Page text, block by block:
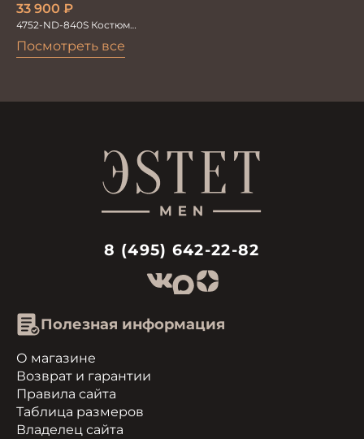
Посмотреть все
33 900 ₽
4752-ND-840S Костюм
мужской двойка
8 (495) 642-22-82
Полезная информация
О магазине
Возврат и гарантии
Правила сайта
Таблица размеров
Владелец сайта